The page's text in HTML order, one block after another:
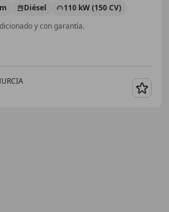
Diésel
110 kW (150 CV)
y con garantía.